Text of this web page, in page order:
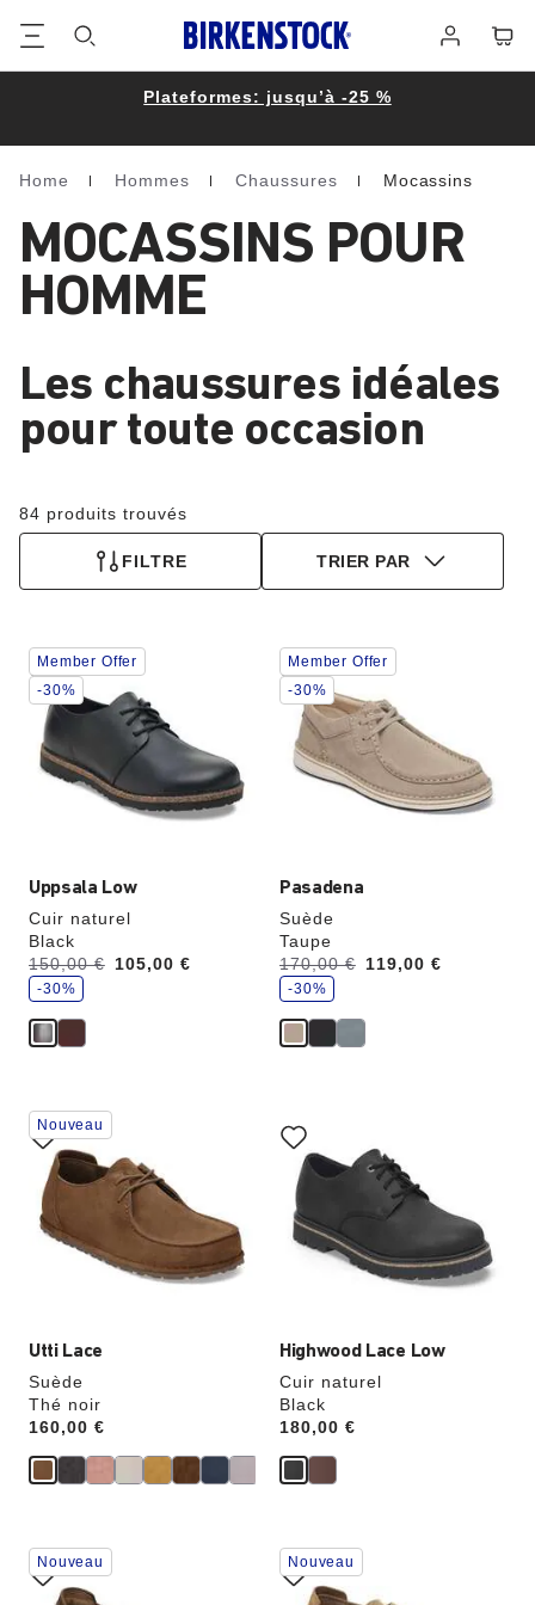
connecter
Plateformes: jusqu’à -25 %
Homepage
Home Hommes Chaussures Mocassins
MOCASSINS POUR
HOMME
Les chaussures idéales
pour toute occasion
84 produits trouvés
FILTRE TRIER PAR
Uppsala Low
Cuir naturel
Black
Avant:
150,00 €
à 105,00 €
é
c
o
n
o
i
-30%
Cliquer
sur
les
échantillons
couleurs
modifiera
Member Offer
-30%
Pasadena
Suède
Taupe
Avant:
170,00 €
à 119,00 €
é
c
o
n
o
i
-30%
Cliquer
sur
les
échantillons
couleurs
modifiera
Member Offer
-30%
Utti Lace
Suède
Thé noir
Price:
160,00 €
Cliquer
sur
les
échantillons
couleurs
modifiera
Nouveau
Highwood Lace Low
Cuir naturel
Black
Price:
180,00 €
sur
les
échantillons
couleurs
modifiera
l’image
Cliquer
sur
les
Nouveau
Cliquer
sur
les
Nouveau